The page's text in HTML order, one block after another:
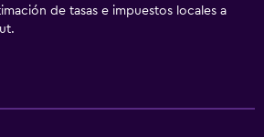
de tasas e impuestos locales a